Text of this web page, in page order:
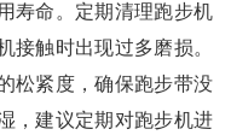
寿命。定期清理跑步机
接触时出现过多磨损。
松紧度，确保跑步带没
，建议定期对跑步机进